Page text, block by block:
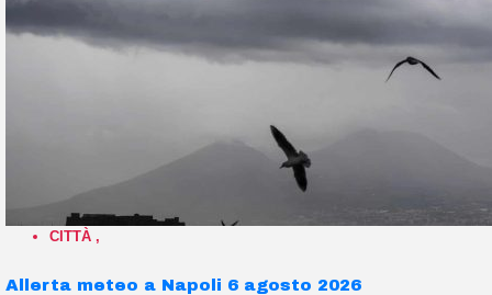
CITTÀ ,
Allerta meteo a Napoli 6 agosto 2026